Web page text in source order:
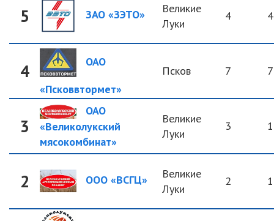
5 ЗАО «ЗЭТО»
Великие
Луки
4
4
ОАО
«Псковвтормет»
Псков 7
3
ОАО
«Великолукский
мясокомбинат»
Великие
Луки
3
2 ООО «ВСГЦ»
Великие
Луки
2